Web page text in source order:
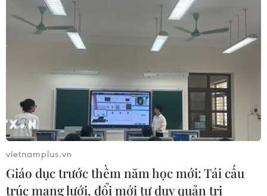
Thị trường bất động sản: Giá nhà
chưa hạ, người mua chọn lọc hơn
Quảng Ninh xử lý nghiêm hành vi
nhũng nhiễu trong giải quyết thủ tục
đất đai
vietnamplus.vn
Giáo dục trước thềm năm học mới: Tái cấu
trúc mạng lưới, đổi mới tư duy quản trị